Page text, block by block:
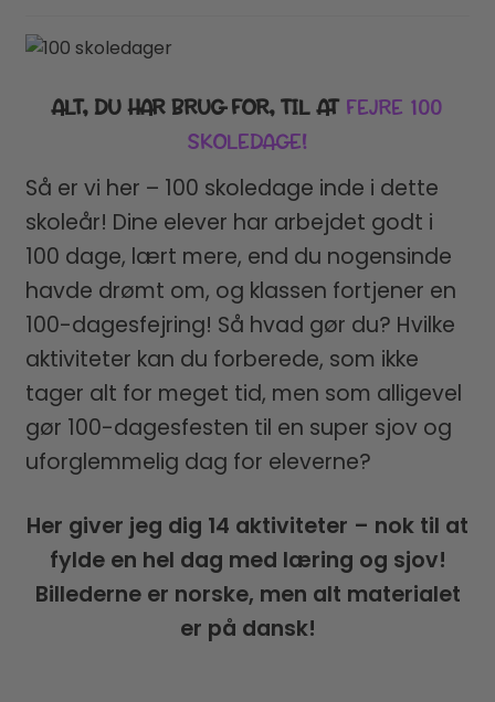
ALT, DU HAR BRUG FOR, TIL AT FEJRE 100
SKOLEDAGE!
Så er vi her – 100 skoledage inde i dette
skoleår! Dine elever har arbejdet godt i
100 dage, lært mere, end du nogensinde
havde drømt om, og klassen fortjener en
100-dagesfejring! Så hvad gør du? Hvilke
aktiviteter kan du forberede, som ikke
tager alt for meget tid, men som alligevel
gør 100-dagesfesten til en super sjov og
uforglemmelig dag for eleverne?
Her giver jeg dig 14 aktiviteter – nok til at
fylde en hel dag med læring og sjov!
Billederne er norske, men alt materialet
er på dansk!